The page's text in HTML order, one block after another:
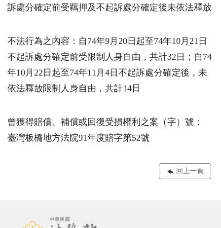
訴處分確定前受羈押及不起訴處分確定後未依法釋放
不法行為之內容：自74年9月20日起至74年10月21日
不起訴處分確定前受限制人身自由，共計32日；自74
年10月22日起至74年11月4日不起訴處分確定後，未
依法釋放限制人身自由，共計14日
曾獲得賠償、補償或回復受損權利之案（字）號：
臺灣板橋地方法院91年度賠字第52號
回上一頁